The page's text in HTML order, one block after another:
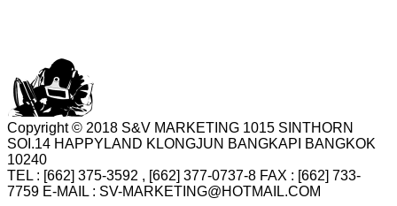
Copyright © 2018 S&V MARKETING 1015 SINTHORN
SOI.14 HAPPYLAND KLONGJUN BANGKAPI BANGKOK
10240
TEL : [662] 375-3592 , [662] 377-0737-8 FAX : [662] 733-
7759 E-MAIL : SV-MARKETING@HOTMAIL.COM